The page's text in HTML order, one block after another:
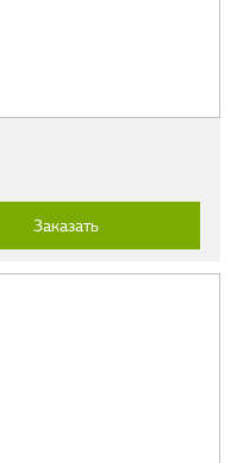
Заказать